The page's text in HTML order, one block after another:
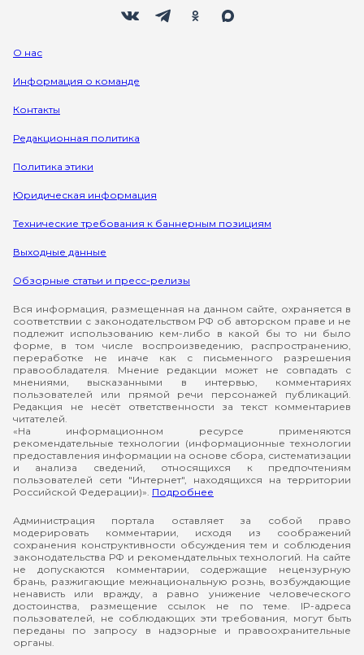
О нас
Информация о команде
Контакты
Редакционная политика
Политика этики
Юридическая информация
Технические требования к баннерным позициям
Выходные данные
Обзорные статьи и пресс-релизы
Вся информация, размещенная на данном сайте, охраняется в
соответствии с законодательством РФ об авторском праве и не
подлежит использованию кем-либо в какой бы то ни было
форме, в том числе воспроизведению, распространению,
переработке не иначе как с письменного разрешения
правообладателя. Мнение редакции может не совпадать с
мнениями, высказанными в интервью, комментариях
пользователей или прямой речи персонажей публикаций.
Редакция не несёт ответственности за текст комментариев
читателей.
«На информационном ресурсе применяются
рекомендательные технологии (информационные технологии
предоставления информации на основе сбора, систематизации
и анализа сведений, относящихся к предпочтениям
пользователей сети "Интернет", находящихся на территории
Российской Федерации)». Подробнее
Администрация портала оставляет за собой право
модерировать комментарии, исходя из соображений
сохранения конструктивности обсуждения тем и соблюдения
законодательства РФ и рекомендательных технологий. На сайте
не допускаются комментарии, содержащие нецензурную
брань, разжигающие межнациональную рознь, возбуждающие
ненависть или вражду, а равно унижение человеческого
достоинства, размещение ссылок не по теме. IP-адреса
пользователей, не соблюдающих эти требования, могут быть
переданы по запросу в надзорные и правоохранительные
органы.